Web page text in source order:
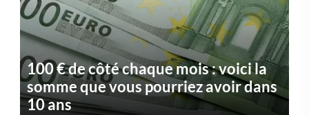
100 € de côté chaque mois : voici la
somme que vous pourriez avoir dans
10 ans